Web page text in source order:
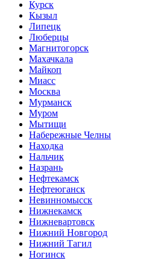
Курск
Кызыл
Липецк
Люберцы
Магнитогорск
Махачкала
Майкоп
Миасс
Москва
Мурманск
Муром
Мытищи
Набережные Челны
Находка
Нальчик
Назрань
Нефтекамск
Нефтеюганск
Невинномысск
Нижнекамск
Нижневартовск
Нижний Новгород
Нижний Тагил
Ногинск